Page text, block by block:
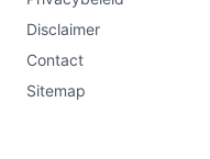
Disclaimer
Contact
Sitemap